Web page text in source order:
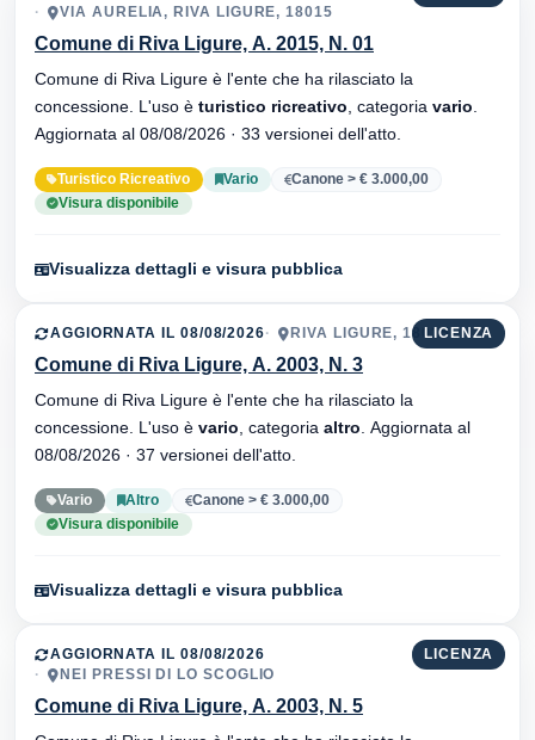
VIA AURELIA, RIVA LIGURE, 18015
Comune di Riva Ligure, A. 2015, N. 01
Comune di Riva Ligure è l'ente che ha rilasciato la
concessione. L'uso è turistico ricreativo , categoria vario
Aggiornata al 08/08/2026 · 33 versionei dell'atto.
Turistico Ricreativo Vario
Canone > € 3.000,00
Visura disponibile
Visualizza dettagli e visura pubblica
LICENZA
AGGIORNATA IL 08/08/2026 RIVA LIGURE, 18015
Comune di Riva Ligure, A. 2003, N. 3
Comune di Riva Ligure è l'ente che ha rilasciato la
concessione. L'uso è vario , categoria altro
08/08/2026 · 37 versionei dell'atto.
Vario Altro
Canone > € 3.000,00
Visura disponibile
Visualizza dettagli e visura pubblica
LICENZA
AGGIORNATA IL 08/08/2026
NEI PRESSI DI LO SCOGLIO
Comune di Riva Ligure, A. 2003, N. 5